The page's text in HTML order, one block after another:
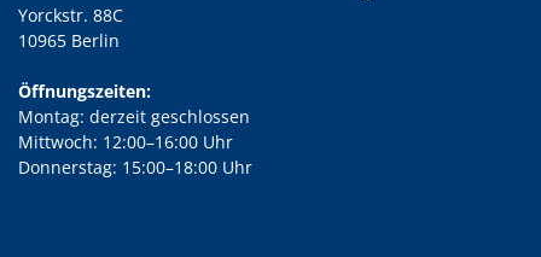
Yorckstr. 88C
10965 Berlin
Öffnungszeiten:
Montag: derzeit geschlossen
Mittwoch: 12:00–16:00 Uhr
Donnerstag: 15:00–18:00 Uhr